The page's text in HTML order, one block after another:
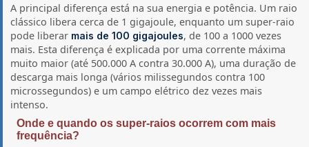
A principal diferença está na sua energia e potência. Um raio
clássico libera cerca de 1 gigajoule, enquanto um super-raio
pode liberar mais de 100 gigajoules, de 100 a 1000 vezes
mais. Esta diferença é explicada por uma corrente máxima
muito maior (até 500.000 A contra 30.000 A), uma duração de
descarga mais longa (vários milissegundos contra 100
microssegundos) e um campo elétrico dez vezes mais
intenso.
Onde e quando os super-raios ocorrem com mais
frequência?